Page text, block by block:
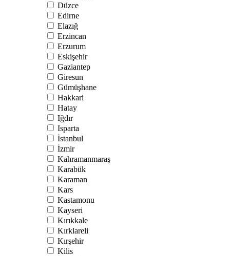
Düzce
Edirne
Elazığ
Erzincan
Erzurum
Eskişehir
Gaziantep
Giresun
Gümüşhane
Hakkari
Hatay
Iğdır
Isparta
İstanbul
İzmir
Kahramanmaraş
Karabük
Karaman
Kars
Kastamonu
Kayseri
Kırıkkale
Kırklareli
Kırşehir
Kilis